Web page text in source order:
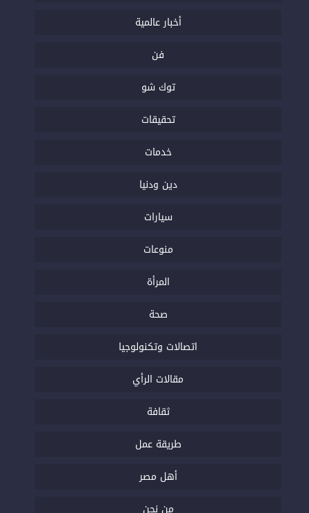
أخبار عالمية
فن
توك شو
تحقيقات
خدمات
دين ودنيا
سيارات
منوعات
المرأة
صحة
اتصالات وتكنولوجيا
مقالات الرأي
ثقافة
طريقة عمل
أهل مصر
من نحن